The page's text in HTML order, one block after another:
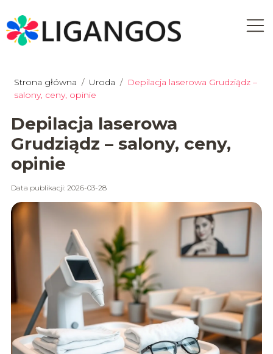
Strona główna / Uroda / Depilacja laserowa Grudziądz –
salony, ceny, opinie
Depilacja laserowa
Grudziądz – salony, ceny,
opinie
Data publikacji: 2026-03-28